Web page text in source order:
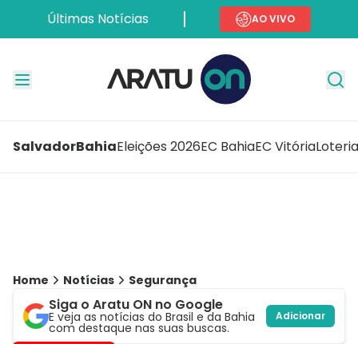
Últimas Notícias AO VIVO
SalvadorBahiaEleições 2026EC BahiaEC Vitória
Home Notícias Segurança
Siga o Aratu ON no Google
E veja as notícias do Brasil e da Bahia
com destaque nas suas buscas.
Adicionar